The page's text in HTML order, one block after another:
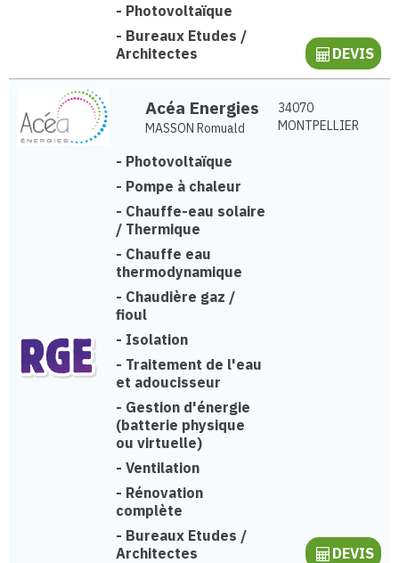
- Photovoltaïque
- Bureaux Etudes /
Architectes
DEVIS
Acéa Energies
MASSON Romuald
34070
MONTPELLIER
- Photovoltaïque
- Pompe à chaleur
- Chauffe-eau solaire
/ Thermique
- Chauffe eau
thermodynamique
- Chaudière gaz /
fioul
- Isolation
- Traitement de l'eau
et adoucisseur
- Gestion d'énergie
(batterie physique
ou virtuelle)
- Ventilation
- Rénovation
complète
- Bureaux Etudes /
Architectes
DEVIS